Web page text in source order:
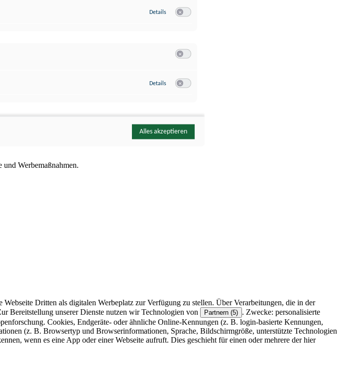
Werbemaßnahmen.
Dritten als digitalen Werbeplatz zur Verfügung zu stellen. Über Verarbeitungen, die in der
Bereitstellung unserer Dienste nutzen wir Technologien von Partnern (5) . Zwecke: personalisierte
Cookies, Endgeräte- oder ähnliche Online-Kennungen (z. B. login-basierte Kennungen,
(z. B. Browsertyp und Browserinformationen, Sprache, Bildschirmgröße, unterstützte Technologien
wenn es eine App oder einer Webseite aufruft. Dies geschieht für einen oder mehrere der hier
Details zu Google Analytics
Details zu YouTube
Alles akzeptieren